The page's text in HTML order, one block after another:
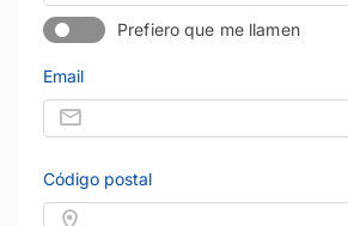
Prefiero que me llamen
Email
Código postal